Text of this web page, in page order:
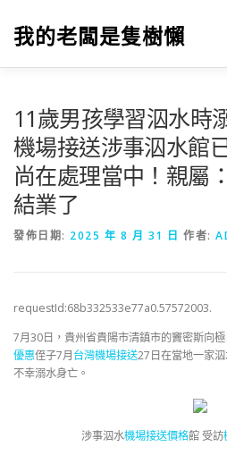
我的老闆是隻樹懶
11歲男孩學習泅水時
機場接送涉事泅水館
尚在處理當中！親屬
結業了
發佈日期: 2025 年 8 月 31 日 作者:
requestId:68b332533e77a0.57572003.
7月30日，貴州省貴陽市清鎮市的竇密斯向
優惠侄子7月台灣機場接送27日在當地一家
不幸溺水身亡。
涉事泅水機場接送價格館 受訪